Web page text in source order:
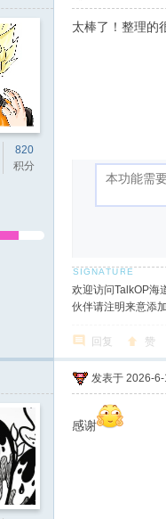
820
积分
太棒了！整理的
欢迎访问TalkOP海
伙伴请注明来意添
回复 赞
发表于 2026-
感谢